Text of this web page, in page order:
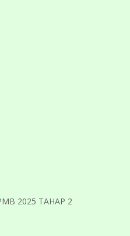
2025 TAHAP 2